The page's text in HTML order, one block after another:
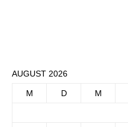
AUGUST 2026
M D M